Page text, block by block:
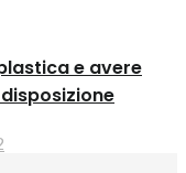
e avere